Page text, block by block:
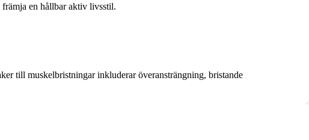
en hållbar aktiv livsstil.
till muskelbristningar inkluderar överansträngning, bristande